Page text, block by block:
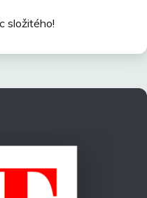
složitého!